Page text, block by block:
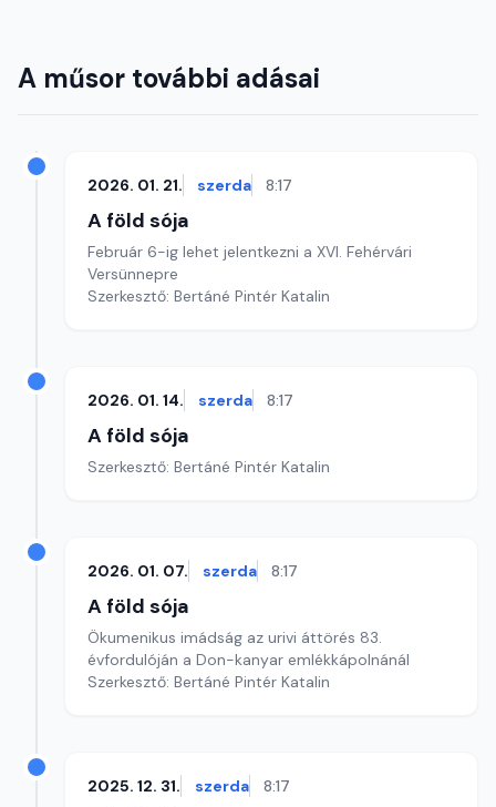
A műsor további adásai
2026. 01. 21. szerda 8:17
A föld sója
Február 6-ig lehet jelentkezni a XVI. Fehérvári
Versünnepre
Szerkesztő: Bertáné Pintér Katalin
2026. 01. 14. szerda 8:17
A föld sója
Szerkesztő: Bertáné Pintér Katalin
2026. 01. 07. szerda 8:17
A föld sója
Ökumenikus imádság az urivi áttörés 83.
évfordulóján a Don-kanyar emlékkápolnánál
Szerkesztő: Bertáné Pintér Katalin
2025. 12. 31. szerda 8:17